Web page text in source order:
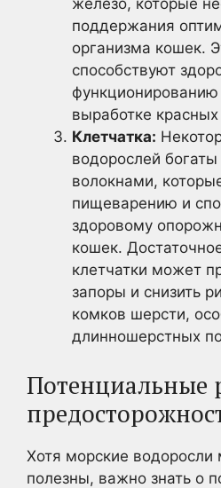
железо, которые
поддержания
организма кошек.
способствуют
выработке
Клетчатка:
водорослей
волокнами,
пищеварению и
здоровому
кошек.
клетчатки может
запоры и снизить
комков шерсти,
длинношерстных
Потенциальные
Хотя морские водоросли
полезны, важно знать о